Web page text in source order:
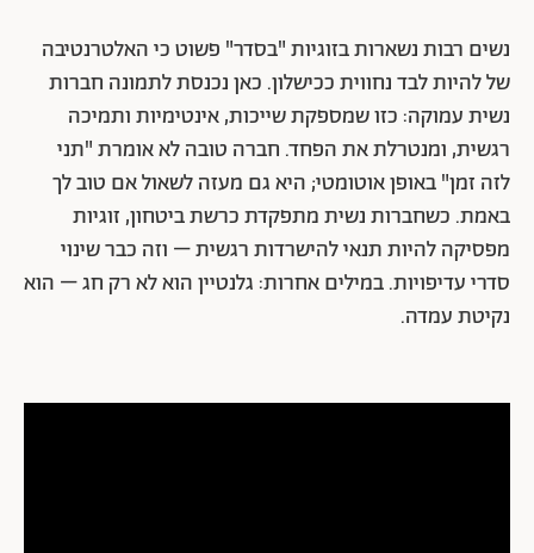
נשים רבות נשארות בזוגיות "בסדר" פשוט כי האלטרנטיבה
של להיות לבד נחווית ככישלון. כאן נכנסת לתמונה חברות
נשית עמוקה: כזו שמספקת שייכות, אינטימיות ותמיכה
רגשית, ומנטרלת את הפחד. חברה טובה לא אומרת "תני
לזה זמן" באופן אוטומטי; היא גם מעזה לשאול אם טוב לך
באמת. כשחברות נשית מתפקדת כרשת ביטחון, זוגיות
מפסיקה להיות תנאי להישרדות רגשית – וזה כבר שינוי
סדרי עדיפויות. במילים אחרות: גלנטיין הוא לא רק חג – הוא
נקיטת עמדה.